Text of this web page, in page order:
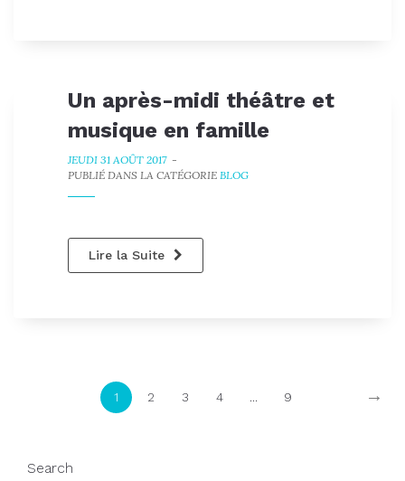
Un après-midi théâtre et
musique en famille
JEUDI 31 AOÛT 2017-
PUBLIÉ DANS LA CATÉGORIE BLOG
Lire la Suite
1 2 3 4 ... 9 →
Search